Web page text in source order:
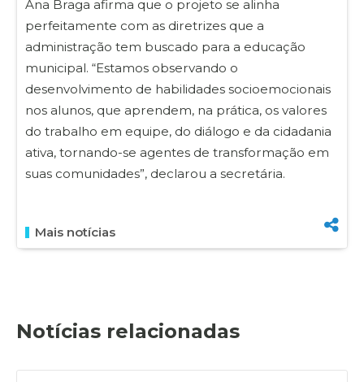
Ana Braga afirma que o projeto se alinha
perfeitamente com as diretrizes que a
administração tem buscado para a educação
municipal. “Estamos observando o
desenvolvimento de habilidades socioemocionais
nos alunos, que aprendem, na prática, os valores
do trabalho em equipe, do diálogo e da cidadania
ativa, tornando-se agentes de transformação em
suas comunidades”, declarou a secretária.
Mais notícias
Notícias relacionadas